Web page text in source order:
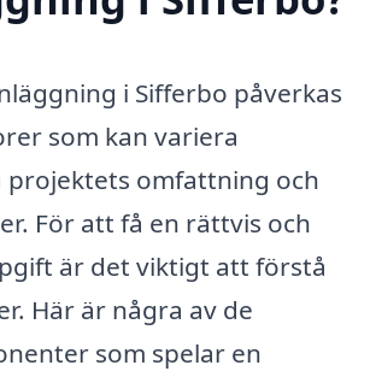
i Sifferbo påverkas
som kan variera
projektets omfattning och
För att få en rättvis och
är det viktigt att förstå
Här är några av de
som spelar en